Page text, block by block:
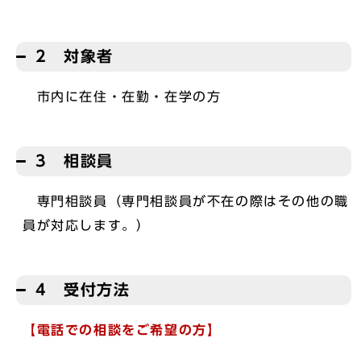
2 対象者
市内に在住・在勤・在学の方
3 相談員
専門相談員（専門相談員が不在の際はその他の職
員が対応します。）
4 受付方法
【電話での相談をご希望の方】